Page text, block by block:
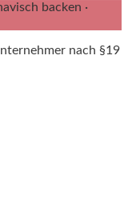
backen ·
nach §19